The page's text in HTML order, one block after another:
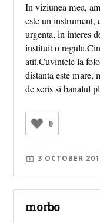
In viziunea mea,
este un instrument,
urgenta, in interes
instituit o
atit.Cuvintele la
distanta este
de scris si banalul
0
3 OCTOBER
morbo